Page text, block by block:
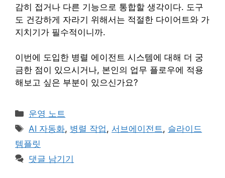
감히 접거나 다른 기능으로 통합할 생각이다. 도구
도 건강하게 자라기 위해서는 적절한 다이어트와 가
지치기가 필수적이니까.
이번에 도입한 병렬 에이전트 시스템에 대해 더 궁
금한 점이 있으시거나, 본인의 업무 플로우에 적용
해보고 싶은 부분이 있으신가요?
카
테
리
운영 노트
태
그
AI 자동화, 병렬 작업, 서브에이전트, 슬라이드
템플릿
댓글 남기기